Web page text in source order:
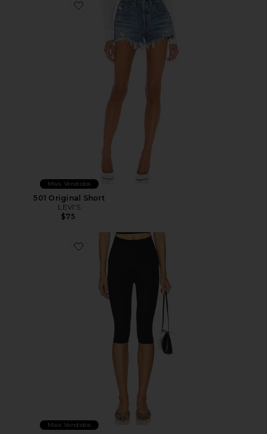
Favorite 501 Original Short
Mais Vendidos
501 Original Short
LEVI'S
$75
Favorite Neoprene Capri Legging
Mais Vendidos